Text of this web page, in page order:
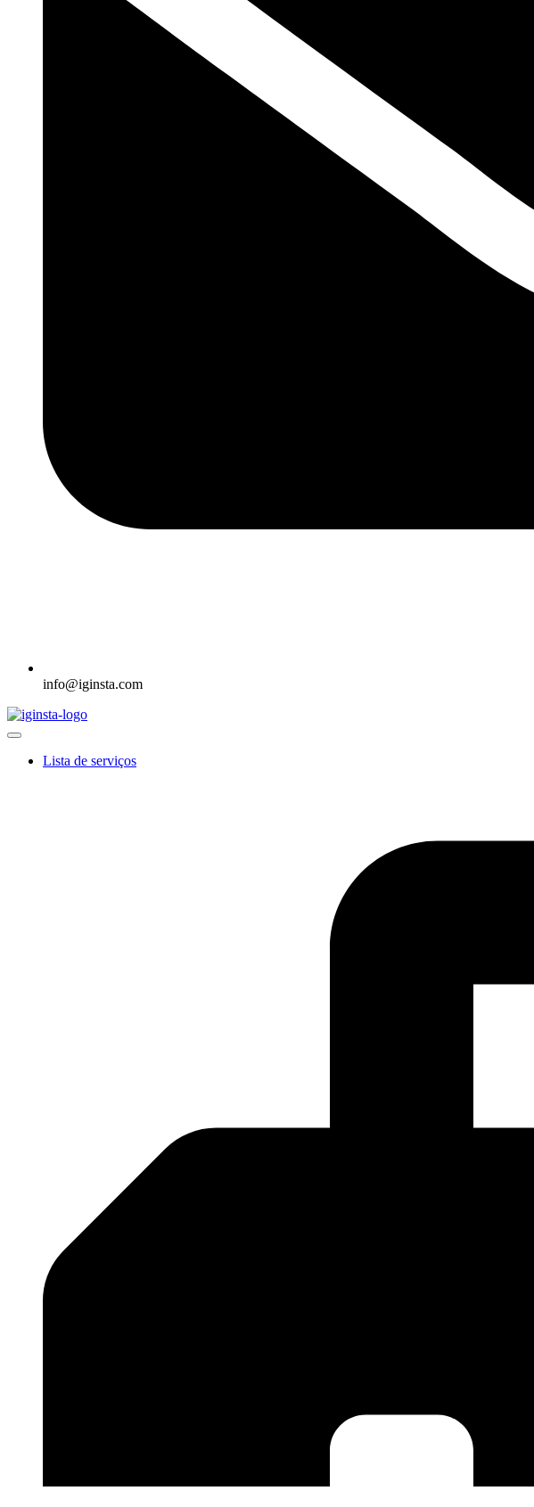
info@iginsta.com
Lista de serviços